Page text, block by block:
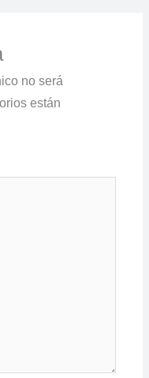
no será
están